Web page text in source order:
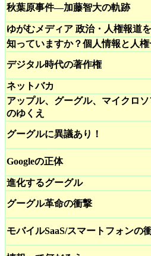
秋葉原事件―加藤智大の軌跡
ゆがむメディア 政治・人権報道
知っていますか？個人情報と人
デジタル時代の著作権
ネットバカ
アップル、グーグル、マイクロ
のゆくえ
グーグルに異議あり！
Googleの正体
進化するグーグル
グーグル革命の衝撃
モバイルSaaS/スマートフォンの